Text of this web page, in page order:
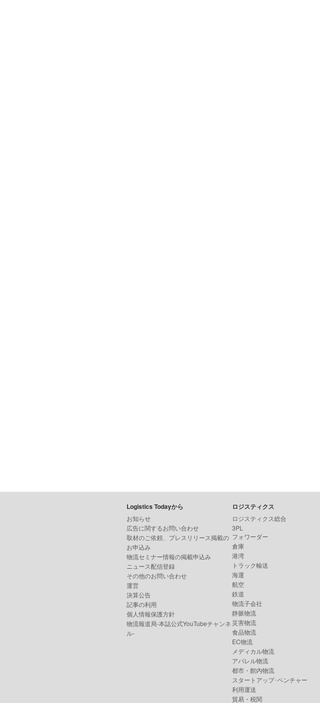
Logistics Todayから
お知らせ
広告に関するお問い合わせ
取材のご依頼、プレスリリース掲載の
お申込み
物流セミナー情報の掲載申込み
ニュース配信登録
その他のお問い合わせ
運営
決算公告
記事の利用
個人情報保護方針
物流報道局-本誌公式YouTubeチャンネ
ル-
ロジスティクス
ロジスティクス総合
3PL
フォワーダー
倉庫
港湾
トラック輸送
海運
航空
鉄道
物流子会社
静脈物流
災害物流
食品物流
EC物流
メディカル物流
アパレル物流
都市・館内物流
スタートアップ･ベンチャー
利用運送
貿易・税関